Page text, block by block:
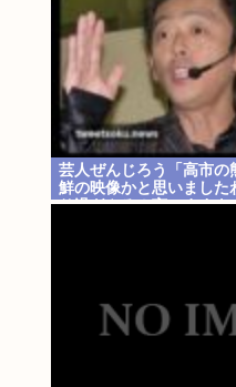
芸人ぜんじろう「高市の
鮮の映像かと思いました
り過ぎやろ！言いますよ